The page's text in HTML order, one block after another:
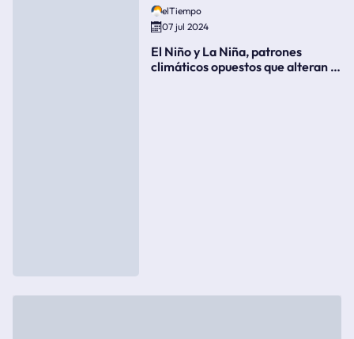
elTiempo
07 jul 2024
El Niño y La Niña, patrones
climáticos opuestos que alteran la